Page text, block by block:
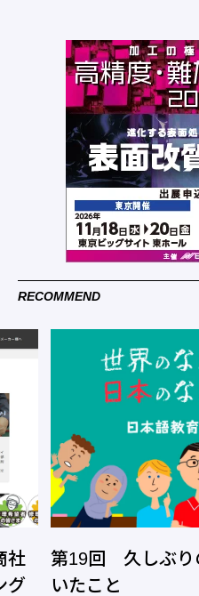
RECOMMEND
づ
最終回 EV化の総
ーカーへの提言